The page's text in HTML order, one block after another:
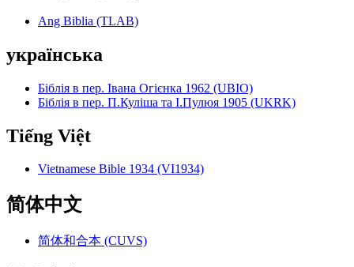
Ang Biblia (TLAB)
українська
Біблія в пер. Івана Огієнка 1962 (UBIO)
Біблія в пер. П.Куліша та І.Пулюя 1905 (UKRK)
Tiếng Việt
Vietnamese Bible 1934 (VI1934)
简体中文
简体和合本 (CUVS)